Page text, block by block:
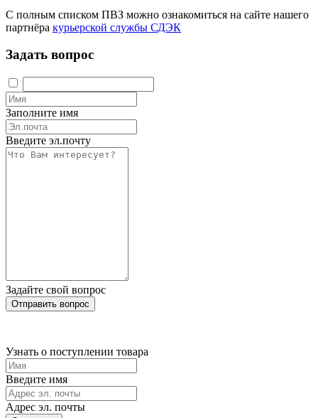
С полным списком ПВЗ можно ознакомиться на сайте нашего
партнёра курьерской службы СДЭК
Задать вопрос
Заполните имя
Введите эл.почту
Задайте свой вопрос
Отправить вопрос
Узнать о поступлении товара
Введите имя
Адрес эл. почты